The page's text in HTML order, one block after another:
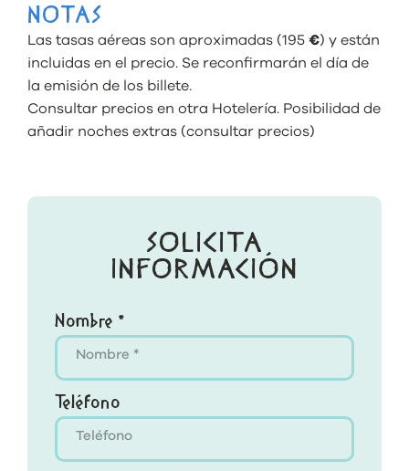
NOTAS
Las tasas aéreas son aproximadas (195 €) y están
incluidas en el precio. Se reconfirmarán el día de
la emisión de los billete.
Consultar precios en otra Hotelería. Posibilidad de
añadir noches extras (consultar precios)
SOLICITA
INFORMACIÓN
Nombre *
Teléfono